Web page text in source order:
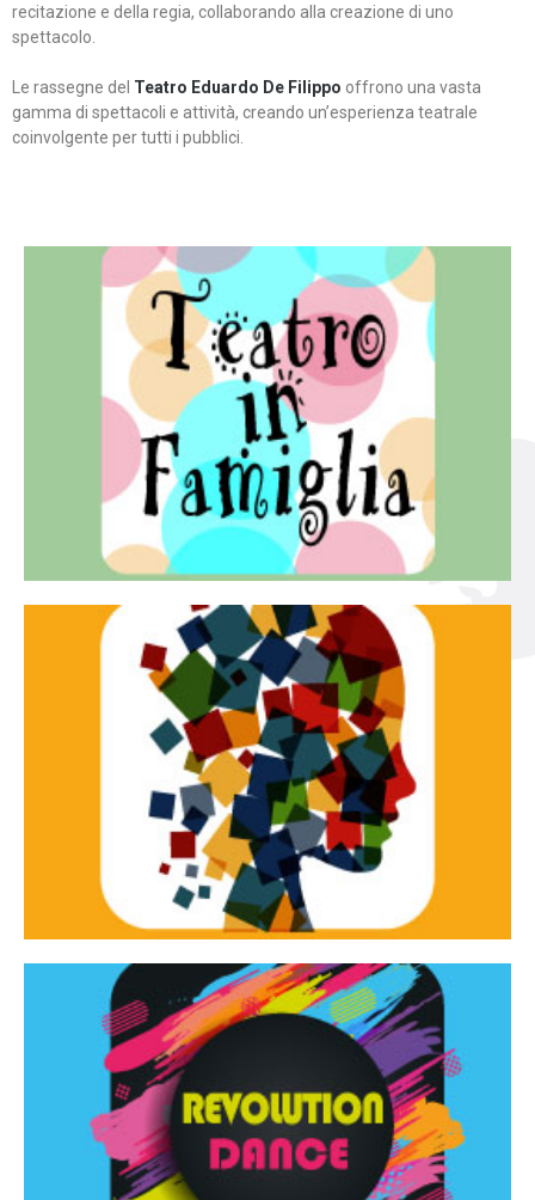
recitazione e della regia, collaborando alla creazione di uno
spettacolo.
Le rassegne del Teatro Eduardo De Filippo offrono una vasta
gamma di spettacoli e attività, creando un’esperienza teatrale
coinvolgente per tutti i pubblici.
Teatro in famiglia
Teatro In Famiglia è una rassegna di teatro concepita
per far condividere e godere del teatro all’intera
famiglia.
Continua
Tracce dinamiche
Tracce Dinamiche è una rassegna di teatro
d’innovazione e sperimentale.
Continua
Revolution Dance
Rassegna di danza contemporanea – I Edizione